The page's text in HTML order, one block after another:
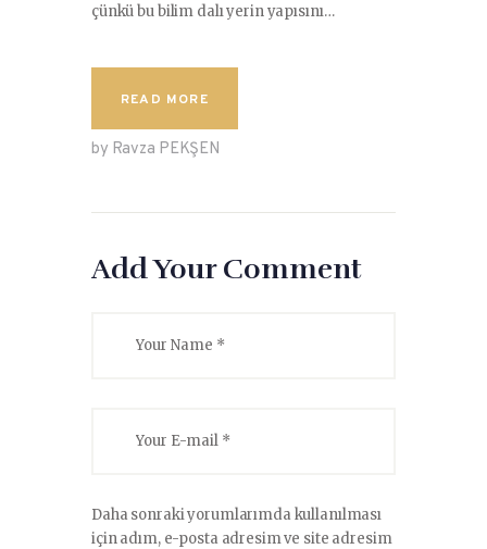
çünkü bu bilim dalı yerin yapısını…
READ MORE
by Ravza PEKŞEN
Add Your Comment
Daha sonraki yorumlarımda kullanılması
için adım, e-posta adresim ve site adresim